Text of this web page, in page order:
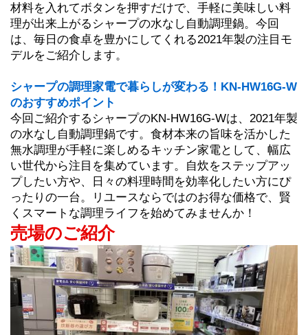
材料を入れてボタンを押すだけで、手軽に美味しい料
理が出来上がるシャープの水なし自動調理鍋。今回
は、毎日の食卓を豊かにしてくれる2021年製の注目モ
デルをご紹介します。
シャープの調理家電で暮らしが変わる！KN-HW16G-W
のおすすめポイント
今回ご紹介するシャープのKN-HW16G-Wは、2021年製
の水なし自動調理鍋です。食材本来の旨味を活かした
無水調理が手軽に楽しめるキッチン家電として、幅広
い世代から注目を集めています。自炊をステップアッ
プしたい方や、日々の料理時間を効率化したい方にぴ
ったりの一台。リユースならではのお得な価格で、賢
くスマートな調理ライフを始めてみませんか！
売場のご紹介